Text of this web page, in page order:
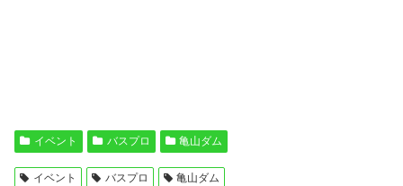
イベント バスプロ 亀山ダム
イベント バスプロ 亀山ダム